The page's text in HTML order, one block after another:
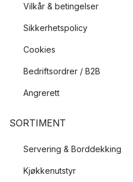
Vilkår & betingelser
Sikkerhetspolicy
Cookies
Bedriftsordrer / B2B
Angrerett
SORTIMENT
Servering & Borddekking
Kjøkkenutstyr